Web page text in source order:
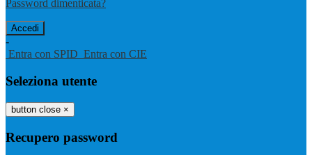
Password dimenticata?
-
Entra con SPID Entra con CIE
Seleziona utente
button close ×
Recupero password